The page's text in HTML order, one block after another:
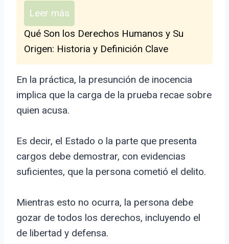
Leer más
Qué Son los Derechos Humanos y Su
Origen: Historia y Definición Clave
En la práctica, la presunción de inocencia
implica que la carga de la prueba recae sobre
quien acusa.
Es decir, el Estado o la parte que presenta
cargos debe demostrar, con evidencias
suficientes, que la persona cometió el delito.
Mientras esto no ocurra, la persona debe
gozar de todos los derechos, incluyendo el
de libertad y defensa.